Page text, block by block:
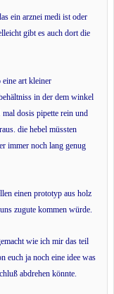
ein arznei medi ist oder
gibt es auch dort die
art kleiner
in der dem winkel
mal dosis pipette rein und
die hebel müssten
immer noch lang genug
einen prototyp aus holz
zugute kommen würde.
wie ich mir das teil
euch ja noch eine idee was
abdrehen könnte.